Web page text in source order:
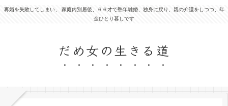
再婚を失敗してしまい、 家庭内別居後、６６才で塾年離婚、独身に戻り、親の介護をしつつ、年
金ひとり暮しです
だめ女の生きる道